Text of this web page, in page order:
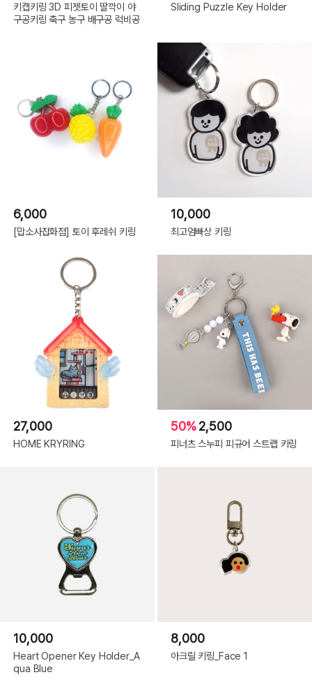
키캡키링 3D 피젯토이 딸깍이 야
구공키링 축구 농구 배구공 럭비공
Sliding Puzzle Key Holder
6,000
[맙소사잡화점] 토이 후레쉬 키링
10,000
최고엄빠상 키링
27,000
HOME KRYRING
50%2,500
피너츠 스누피 피규어 스트랩 키링
10,000
Heart Opener Key Holder_A
qua Blue
8,000
아크릴 키링_Face 1